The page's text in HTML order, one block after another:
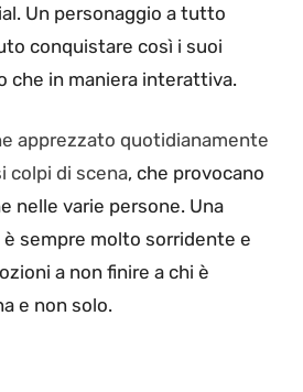
Un personaggio a tutto
conquistare così i suoi
che in maniera interattiva.
apprezzato quotidianamente
colpi di scena, che provocano
nelle varie persone. Una
è sempre molto sorridente e
a non finire a chi è
e non solo.